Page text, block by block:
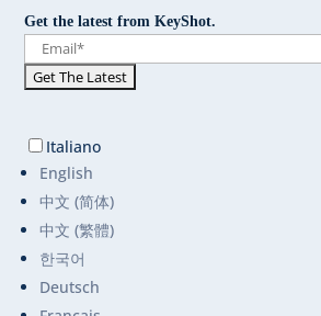
Get the latest from KeyShot.
Italiano
English
中文 (简体)
中文 (繁體)
한국어
Deutsch